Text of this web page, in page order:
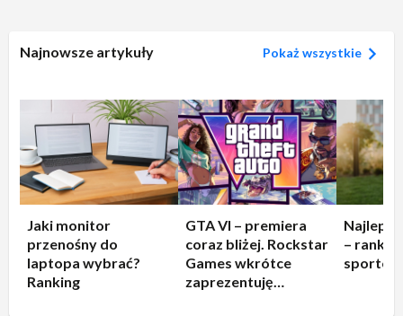
Najnowsze artykuły Pokaż wszystkie
Jaki monitor
przenośny do
laptopa wybrać?
Ranking
GTA VI – premiera
coraz bliżej. Rockstar
Games wkrótce
zaprezentuję
–